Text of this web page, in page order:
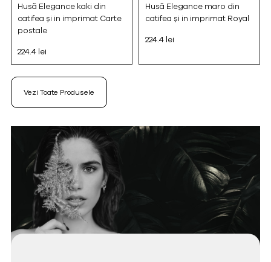
Husă Elegance kaki din
catifea și in imprimat Carte
postale
224.4 lei
Husă Elegance maro din
catifea și in imprimat Royal
224.4 lei
Vezi Toate Produsele